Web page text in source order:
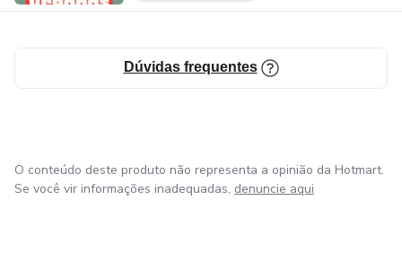
Dúvidas frequentes
O conteúdo deste produto não representa a opinião da Hotmart.
Se você vir informações inadequadas, denuncie aqui